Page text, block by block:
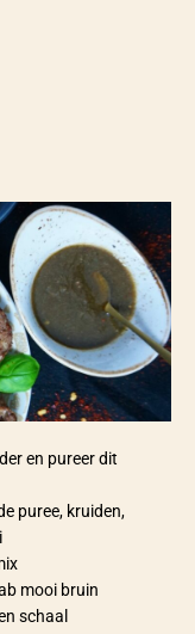
en pureer dit
puree, kruiden,
mooi bruin
schaal